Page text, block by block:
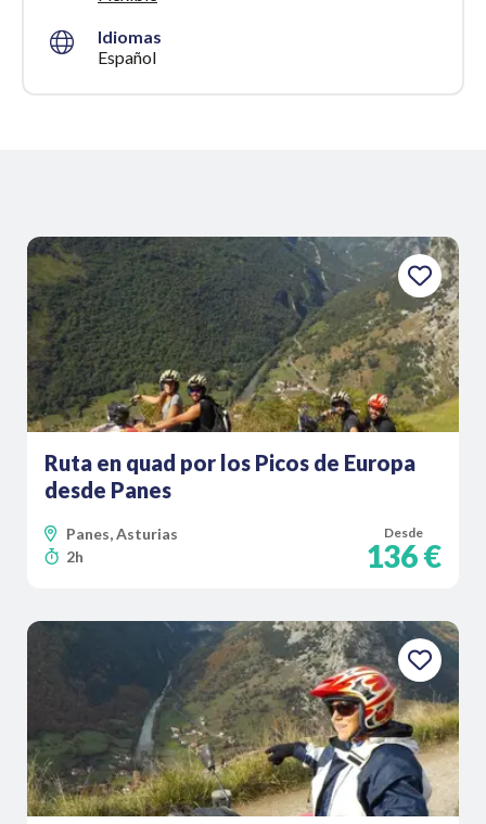
Idiomas
Español
Ruta en quad por los Picos de Europa
desde Panes
Panes, Asturias
2h
Desde
136 €